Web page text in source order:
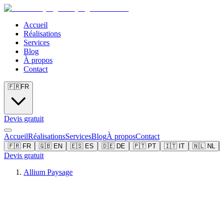
Accueil
Réalisations
Services
Blog
À propos
Contact
🇫🇷FR
Devis gratuit
AccueilRéalisationsServicesBlogÀ proposContact
🇫🇷 FR 🇬🇧 EN 🇪🇸 ES 🇩🇪 DE 🇵🇹 PT 🇮🇹 IT 🇳🇱 NL
Devis gratuit
Allium Paysage